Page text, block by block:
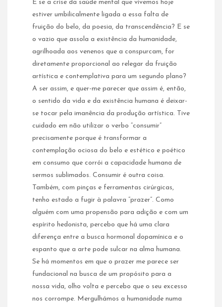
E se a crise da saúde mental que vivemos hoje
estiver umbilicalmente ligada a essa falta de
fruição do belo, da poesia, da transcendência? E se
o vazio que assola a existência da humanidade,
agrilhoada aos venenos que a conspurcam, for
diretamente proporcional ao relegar da fruição
artística e contemplativa para um segundo plano?
A ser assim, e quer-me parecer que assim é, então,
o sentido da vida e da existência humana é deixar-
se tocar pela imanência da produção artística. Tive
cuidado em não utilizar o verbo “consumir”
precisamente porque é transformar a
contemplação ociosa do belo e estético e poético
em consumo que corrói a capacidade humana de
sermos sublimados. Consumir é outra coisa.
Também, com pinças e ferramentas cirúrgicas,
tenho estado a fugir à palavra “prazer”. Como
alguém com uma propensão para adição e com um
espírito hedonista, percebo que há uma clara
diferença entre a busca hormonal dopamínica e o
espanto que a arte pode sulcar na alma humana.
Se há momentos em que o prazer me parece ser
fundacional na busca de um propósito para a
nossa vida, olho volta e percebo que o seu excesso
nos corrompe. Mergulhámos a humanidade numa